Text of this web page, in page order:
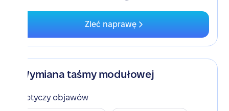
Zleć naprawę
Wymiana taśmy modułowej
Dotyczy objawów